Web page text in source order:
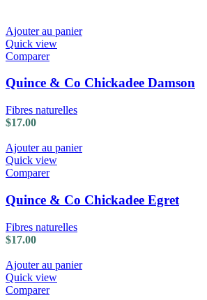
Ajouter au panier
Quick view
Comparer
Quince & Co Chickadee Damson
Fibres naturelles
$17.00
Ajouter au panier
Quick view
Comparer
Quince & Co Chickadee Egret
Fibres naturelles
$17.00
Ajouter au panier
Quick view
Comparer